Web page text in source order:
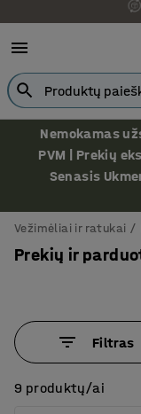
Nemokamas
PVM | Prekių
Senasis
Vežimėliai ir ratukai
Prekių ir
Filtras
9 produktų/ai